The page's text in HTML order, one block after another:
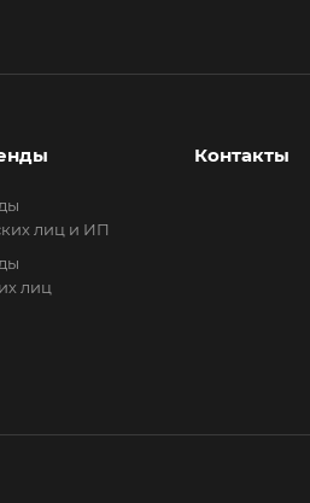
лиц и ИП
лиц
Контакты